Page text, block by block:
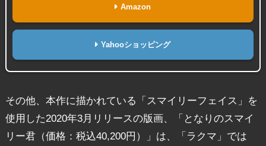
Amazon
Yahooショッピング
その他、本作に描かれている「スマイリーフェイス」を
使用した2020年3月リリースの版画、「となりのスマイ
リー君（価格：税込40,200円）」は、「ラクマ」では